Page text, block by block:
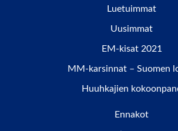
Luetuimmat
Uusimmat
EM-kisat 2021
MM-karsinnat – Suomen
Huuhkajien
Ennakot